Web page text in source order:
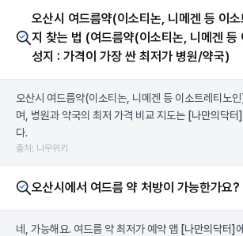
오산시 여드름약(이소티논, 니메겐 등 이
지 찾는 법 (여드름약(이소티논, 니메겐 등
성지 : 가격이 가장 싼 최저가 병원/약국)
오산시 여드름약(이소티논, 니메겐 등 이소트레티노
며, 병원과 약국의 최저 가격 비교 지도는 [나만의닥터]
다.
출처: 나무위키
오산시에서 여드름 약 처방이 가능한가요?
네, 가능해요. 여드름 약 최저가 예약 앱 [나만의닥터]